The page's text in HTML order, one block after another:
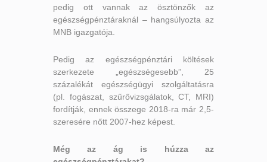
pedig ott vannak az ösztönzők az
egészségpénztáraknál – hangsúlyozta az
MNB igazgatója.
Pedig az egészségpénztári költések
szerkezete „egészségesebb”, 25
százalékát egészségügyi szolgáltatásra
(pl. fogászat, szűrővizsgálatok, CT, MRI)
fordítják, ennek összege 2018-ra már 2,5-
szeresére nőtt 2007-hez képest.
Még az ág is húzza az